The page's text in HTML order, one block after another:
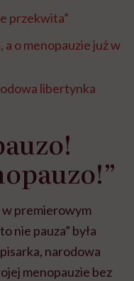
przekwita”
a o menopauzie już w
libertynka
premierowym
to nie pauza” była
narodowa
menopauzie bez